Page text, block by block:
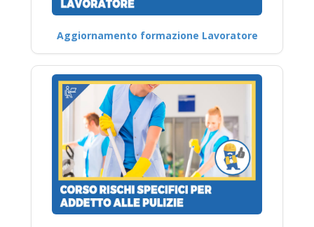
Aggiornamento formazione Lavoratore